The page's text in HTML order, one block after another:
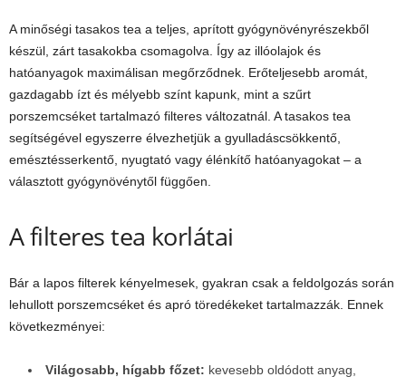
A minőségi tasakos tea a teljes, aprított gyógynövényrészekből
készül, zárt tasakokba csomagolva. Így az illóolajok és
hatóanyagok maximálisan megőrződnek. Erőteljesebb aromát,
gazdagabb ízt és mélyebb színt kapunk, mint a szűrt
porszemcséket tartalmazó filteres változatnál. A tasakos tea
segítségével egyszerre élvezhetjük a gyulladáscsökkentő,
emésztésserkentő, nyugtató vagy élénkítő hatóanyagokat – a
választott gyógynövénytől függően.
A filteres tea korlátai
Bár a lapos filterek kényelmesek, gyakran csak a feldolgozás során
lehullott porszemcséket és apró töredékeket tartalmazzák. Ennek
következményei:
Világosabb, hígabb főzet: kevesebb oldódott anyag,